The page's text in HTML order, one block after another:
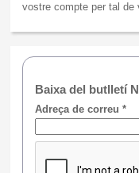
vostre compte per tal de
Baixa del butlletí
Adreça de correu *